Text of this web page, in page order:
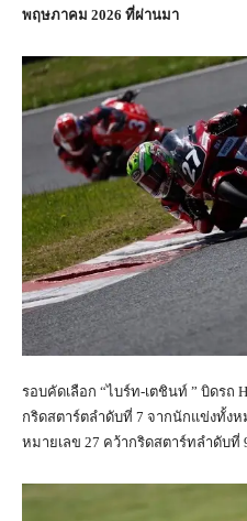
พฤษภาคม 2026 ที่ผ่านมา
รอบคัดเลือก “ไบร์ท-เตชินท์ ” บิดรถ
กริดสตาร์ตลำดับที่ 7 จากนักแข่งทั้ง
หมายเลข 27 คว้ากริดสตาร์ทลำดับที่